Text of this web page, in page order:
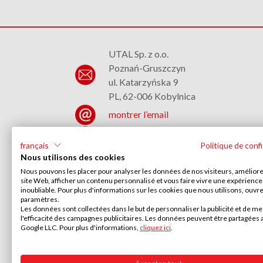
UTAL Sp. z o.o.
Poznań-Gruszczyn
ul. Katarzyńska 9
PL, 62-006 Kobylnica
montrer l’email
Vacances/jours de congé
français
Politique de
Nous utilisons des cookies
Nous pouvons les placer pour analyser les données de nos visiteurs,
site Web, afficher un contenu personnalisé et vous faire vivre une expérience
inoubliable. Pour plus d'informations sur les cookies que nous utilisons,
paramètres.
Les données sont collectées dans le but de personnaliser la publicité et de
l'efficacité des campagnes publicitaires. Les données peuvent être partagées
Google LLC. Pour plus d'informations, cliquez ici.